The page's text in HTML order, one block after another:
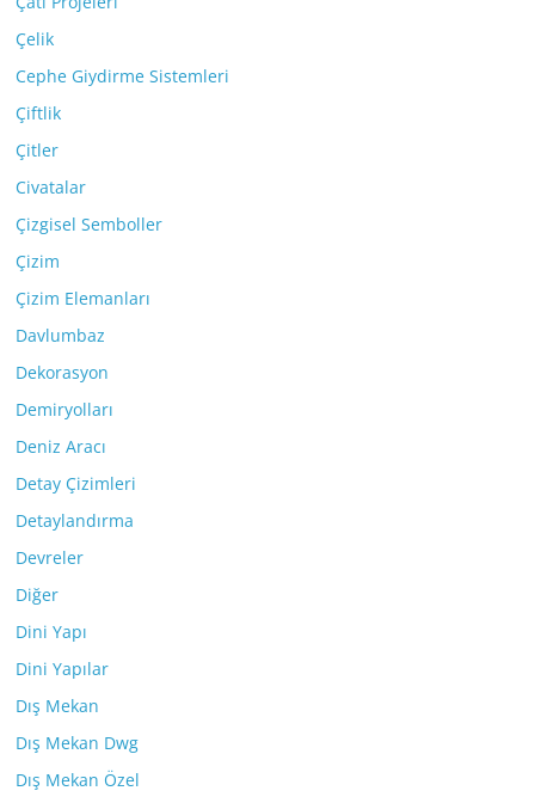
Çelik
Cephe Giydirme Sistemleri
Çiftlik
Çitler
Civatalar
Çizgisel Semboller
Çizim
Çizim Elemanları
Davlumbaz
Dekorasyon
Demiryolları
Deniz Aracı
Detay Çizimleri
Detaylandırma
Devreler
Diğer
Dini Yapı
Dini Yapılar
Dış Mekan
Dış Mekan Dwg
Dış Mekan Özel